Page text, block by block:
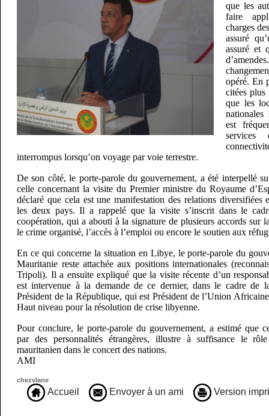
que les
faire
charges
assuré
assuré et
opéré. En
citées
que les
nationales
est
interrompus lorsqu’on voyage par voie terrestre.
De son côté, le porte-parole du gouvernement, a été interpellé
celle concernant la visite du Premier ministre du Royaume
déclaré que cela est une manifestation des relations diversifiées
les deux pays. Il a rappelé que la visite s’inscrit dans le
coopération, qui a abouti à la signature de plusieurs accords sur
le crime organisé, l’accès à l’emploi ou encore le soutien aux
En ce qui concerne la situation en Libye, le porte-parole du
Mauritanie reste attachée aux positions internationales
Tripoli). Il a ensuite expliqué que la visite récente d’un
est intervenue à la demande de ce dernier, dans le cadre de
Président de la République, qui est Président de l’Union
Haut niveau pour la résolution de crise libyenne.
Pour conclure, le porte-parole du gouvernement, a estimé que
par des personnalités étrangères, illustre à suffisance le
mauritanien dans le concert des nations.
AMI
chezvlane
Accueil Envoyer à un ami Version